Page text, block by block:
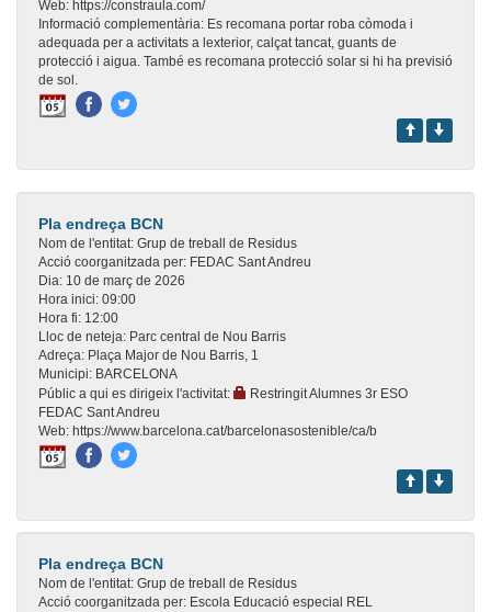
Web: https://constraula.com/
Informació complementària: Es recomana portar roba còmoda i
adequada per a activitats a lexterior, calçat tancat, guants de
protecció i aigua. També es recomana protecció solar si hi ha previsió
de sol.
Pla endreça BCN
Nom de l'entitat: Grup de treball de Residus
Acció coorganitzada per: FEDAC Sant Andreu
Dia: 10 de març de 2026
Hora inici: 09:00
Hora fi: 12:00
Lloc de neteja: Parc central de Nou Barris
Adreça: Plaça Major de Nou Barris, 1
Municipi: BARCELONA
Públic a qui es dirigeix l'activitat:
Restringit Alumnes 3r ESO
FEDAC Sant Andreu
Web: https://www.barcelona.cat/barcelonasostenible/ca/b
Pla endreça BCN
Nom de l'entitat: Grup de treball de Residus
Acció coorganitzada per: Escola Educació especial REL